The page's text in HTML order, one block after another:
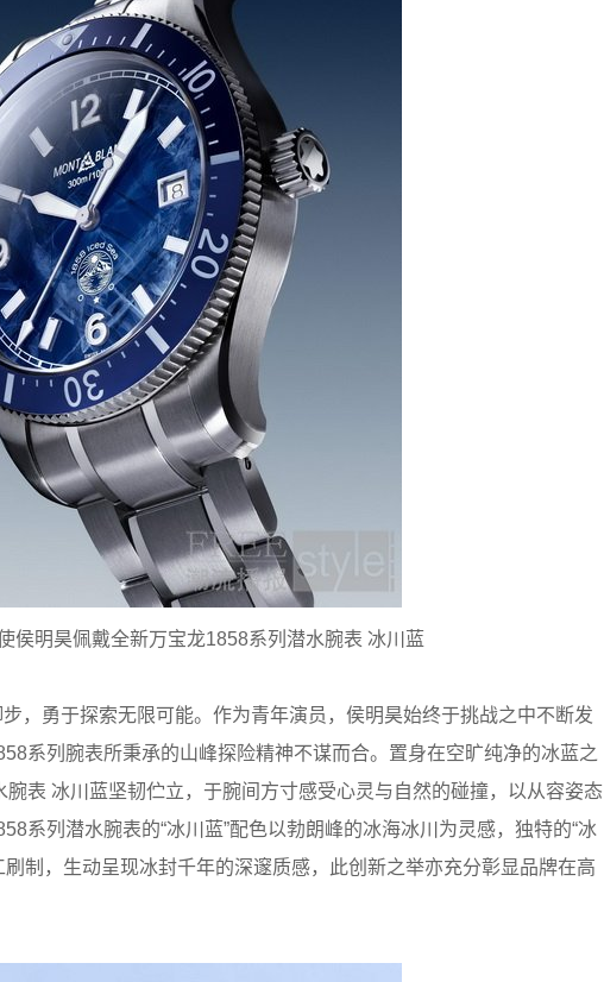
侯明昊佩戴全新万宝龙1858系列潜水腕表 冰川蓝
，勇于探索无限可能。作为青年演员，侯明昊始终于挑战之中不断发
系列腕表所秉承的山峰探险精神不谋而合。置身在空旷纯净的冰蓝之
表 冰川蓝坚韧伫立，于腕间方寸感受心灵与自然的碰撞，以从容姿态
系列潜水腕表的“冰川蓝”配色以勃朗峰的冰海冰川为灵感，独特的“冰
刷制，生动呈现冰封千年的深邃质感，此创新之举亦充分彰显品牌在高